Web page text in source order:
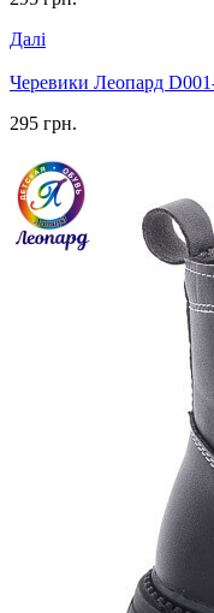
Далі
Черевики Леопард
295 грн.